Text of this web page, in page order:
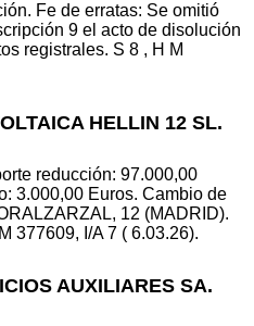
Fe de erratas: Se omitió
9 el acto de disolución
registrales. S 8 , H M
HELLIN 12 SL.
reducción: 97.000,00
3.000,00 Euros. Cambio de
12 (MADRID).
377609, I/A 7 ( 6.03.26).
AUXILIARES SA.